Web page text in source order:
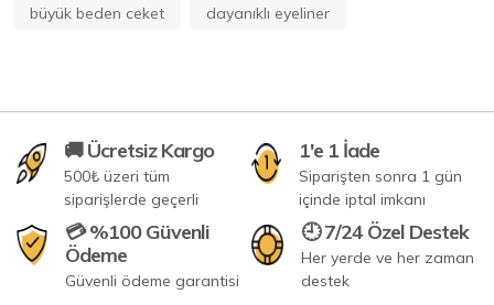
büyük beden ceket
dayanıklı eyeliner
🚚 Ücretsiz Kargo
500₺ üzeri tüm
siparişlerde geçerli
1'e 1 İade
Siparişten sonra 1 gün
içinde iptal imkanı
💳 %100 Güvenli
Ödeme
Güvenli ödeme garantisi
🕘 7/24 Özel Destek
Her yerde ve her zaman
destek